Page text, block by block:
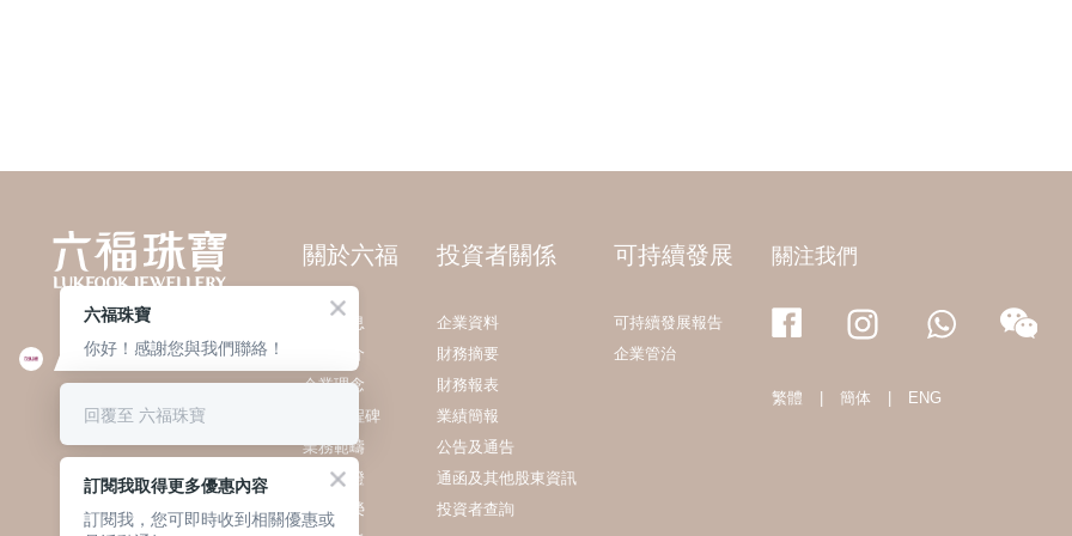
關於六福
最新消息
集團簡介
企業理念
發展里程碑
業務範疇
質量保證
獎項殊榮
投資者關係
企業資料
財務摘要
財務報表
業績簡報
公告及通告
通函及其他股東資訊
投資者查詢
可持續發展
可持續發展報告
企業管治
關注我們
繁體 簡体 ENG
六福珠寶
你好！感謝您與我們聯絡！
回覆至 六福珠寶
訂閱我取得更多優惠內容
訂閱我，您可即時收到相關優惠或